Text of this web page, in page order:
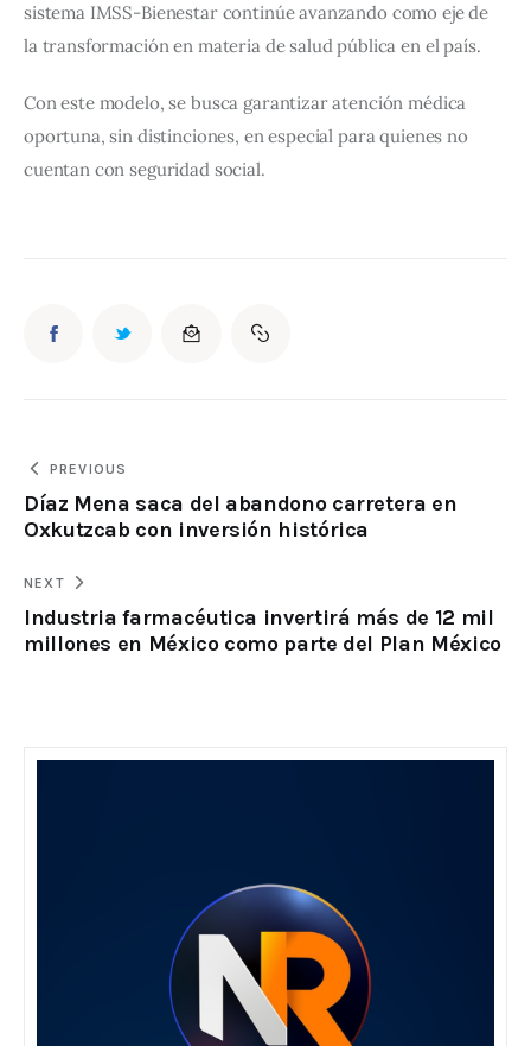
sistema IMSS-Bienestar continúe avanzando como eje de
la transformación en materia de salud pública en el país.
Con este modelo, se busca garantizar atención médica
oportuna, sin distinciones, en especial para quienes no
cuentan con seguridad social.
PREVIOUS
Díaz Mena saca del abandono carretera en
Oxkutzcab con inversión histórica
NEXT
Industria farmacéutica invertirá más de 12 mil
millones en México como parte del Plan México